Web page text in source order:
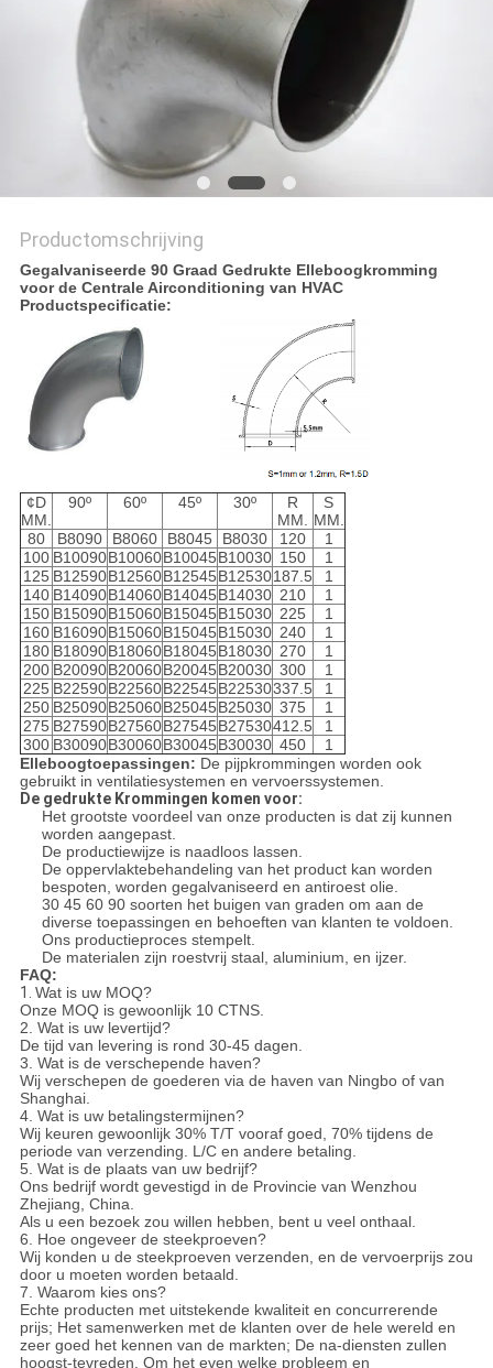
Productomschrijving
Gegalvaniseerde 90 Graad Gedrukte Elleboogkromming
voor de Centrale Airconditioning van HVAC
Productspecificatie:
¢D
MM.
90º 60º 45º 30º
R
MM.
S
MM.
80
B8090 B8060 B8045 B8030 120
1
100 B10090B10060B10045B10030 150
1
125 B12590B12560B12545B12530187.5
1
140 B14090B14060B14045B14030 210
1
150 B15090B15060B15045B15030 225
1
160 B16090B15060B15045B15030 240
1
180 B18090B18060B18045B18030 270
1
200 B20090B20060B20045B20030 300
1
225 B22590B22560B22545B22530337.5
1
250 B25090B25060B25045B25030 375
1
275 B27590B27560B27545B27530412.5
1
300 B30090B30060B30045B30030 450
1
Elleboogtoepassingen: De pijpkrommingen worden ook
gebruikt in ventilatiesystemen en vervoerssystemen.
De gedrukte Krommingen komen voor:
Het grootste voordeel van onze producten is dat zij kunnen
worden aangepast.
De productiewijze is naadloos lassen.
De oppervlaktebehandeling van het product kan worden
bespoten, worden gegalvaniseerd en antiroest olie.
30 45 60 90 soorten het buigen van graden om aan de
diverse toepassingen en behoeften van klanten te voldoen.
Ons productieproces stempelt.
De materialen zijn roestvrij staal, aluminium, en ijzer.
FAQ:
1. Wat is uw MOQ?
Onze MOQ is gewoonlijk 10 CTNS.
2. Wat is uw levertijd?
De tijd van levering is rond 30-45 dagen.
3. Wat is de verschepende haven?
Wij verschepen de goederen via de haven van Ningbo of van
Shanghai.
4. Wat is uw betalingstermijnen?
Wij keuren gewoonlijk 30% T/T vooraf goed, 70% tijdens de
periode van verzending. L/C en andere betaling.
5. Wat is de plaats van uw bedrijf?
Ons bedrijf wordt gevestigd in de Provincie van Wenzhou
Zhejiang, China.
Als u een bezoek zou willen hebben, bent u veel onthaal.
6. Hoe ongeveer de steekproeven?
Wij konden u de steekproeven verzenden, en de vervoerprijs zou
door u moeten worden betaald.
7. Waarom kies ons?
Echte producten met uitstekende kwaliteit en concurrerende
prijs; Het samenwerken met de klanten over de hele wereld en
zeer goed het kennen van de markten; De na-diensten zullen
hoogst-tevreden. Om het even welke probleem en